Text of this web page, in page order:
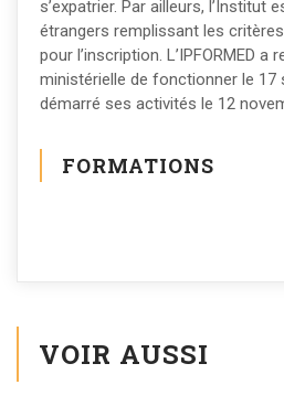
s’expatrier. Par ailleurs, l’Institut
étrangers remplissant les
pour l’inscription. L’IPFORMED a
ministérielle de fonctionner le 17
démarré ses activités le 12
FORMATIONS
VOIR AUSSI